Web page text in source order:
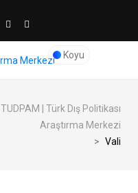
Koyu
TUDPAM | Türk Dış Politikası
Araştırma Merkezi
> Vali